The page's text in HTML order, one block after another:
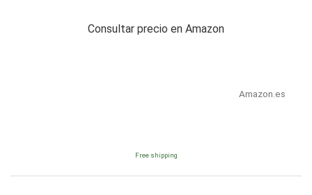
Consultar precio en Amazon
Amazon.es
Free shipping